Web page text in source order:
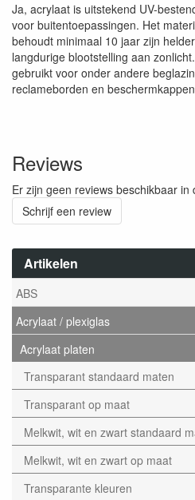
Artikelen
ABS
Acrylaat / plexiglas
Acrylaat platen
Transparant standaard maten
Transparant op maat
Melkwit, wit en zwart standaard
Melkwit, wit en zwart op maat
Transparante kleuren
Ja, acrylaat is uitstekend UV-
voor buitentoepassingen. Het
behoudt minimaal 10 jaar zijn
langdurige blootstelling aan
gebruikt voor onder andere
reclameborden en
Reviews
Er zijn geen reviews beschikbaar in
Schrijf een review